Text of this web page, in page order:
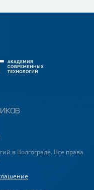
в Волгограде. Все права